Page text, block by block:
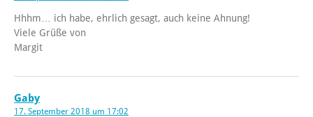
Hhhm… ich habe, ehrlich gesagt, auch keine Ahnung!
Viele Grüße von
Margit
Gaby
17. September 2018 um 17:02